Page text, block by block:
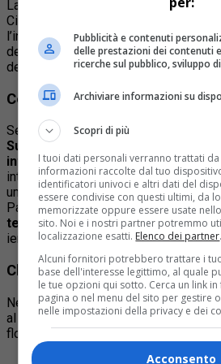
La denuncia arriva da un gruppo di
Città di Torino, che ha diffuso un
l’intervento immediato del Governo
degli EsteriAntonio Tajaniper
dei cittadini italiani coinvolti.
Cosa è successo alla Global
Secondo quanto riferito nel
Sumud Flotilla sono state
internazionalidurante la mattinata
interrompendo la missione che
umanitari alla popolazione
Parallelamente,gli attivisti
terra risultano bloccati a Sirte, in
ieri.
Chi sono i torinesi coinvolti
Nel comunicato vengono indicati i
al territorio torinese presenti nella
flottiglia:
Pubblicità e contenuti
delle prestazioni dei contenuti
ricerche sul pubblico, sviluppo
Archiviare informazioni su
Scopri di più
I tuoi dati personali verranno trattati
informazioni raccolte dal tuo
identificatori univoci e altri dati del
essere condivise con questi ultimi, da
memorizzate oppure essere usate
sito. Noi e i nostri partner potremmo
localizzazione esatti. Elenco dei partner.
Alcuni fornitori potrebbero trattare i
base dell'interesse legittimo, al quale
le tue opzioni qui sotto. Cerca un link
pagina o nel menu del sito per gestire
nelle impostazioni della privacy e dei
Acconsento